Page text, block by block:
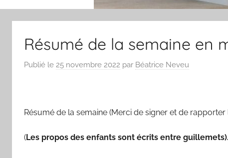
Résumé de la semaine en
Publié le 25 novembre 2022 par Béatrice Neveu
Résumé de la semaine (Merci de signer et de
(Les propos des enfants sont écrits entre guillemets).